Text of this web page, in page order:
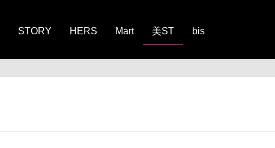
STORY HERS Mart 美ST bis